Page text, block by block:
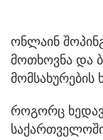
ონლაინ
მოთხოვნა და
მომსახურების
როგორც